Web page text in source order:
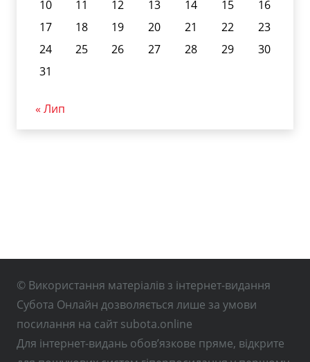
10
11 12 13 14 15
16
17
18 19 20 21 22
23
24
25 26 27 28 29
30
31
« Лип
© Використання матеріалів з інтернет-видання
Субота Онлайн дозволяється лише за умови
посилання на сайт subota.online
Для інтернет-видань обов’язкове пряме, відкрите